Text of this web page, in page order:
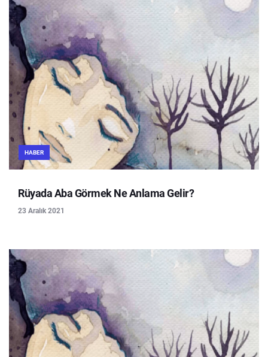
HABER
Rüyada Aba Görmek Ne Anlama Gelir?
23 Aralık 2021